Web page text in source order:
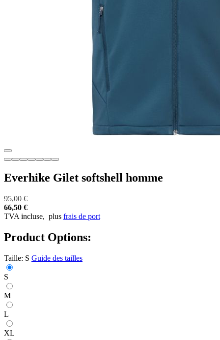
Everhike Gilet softshell homme
95,00 €
66,50 €
TVA incluse, plus frais de port
Product Options:
Taille: S Guide des tailles
S
M
L
XL